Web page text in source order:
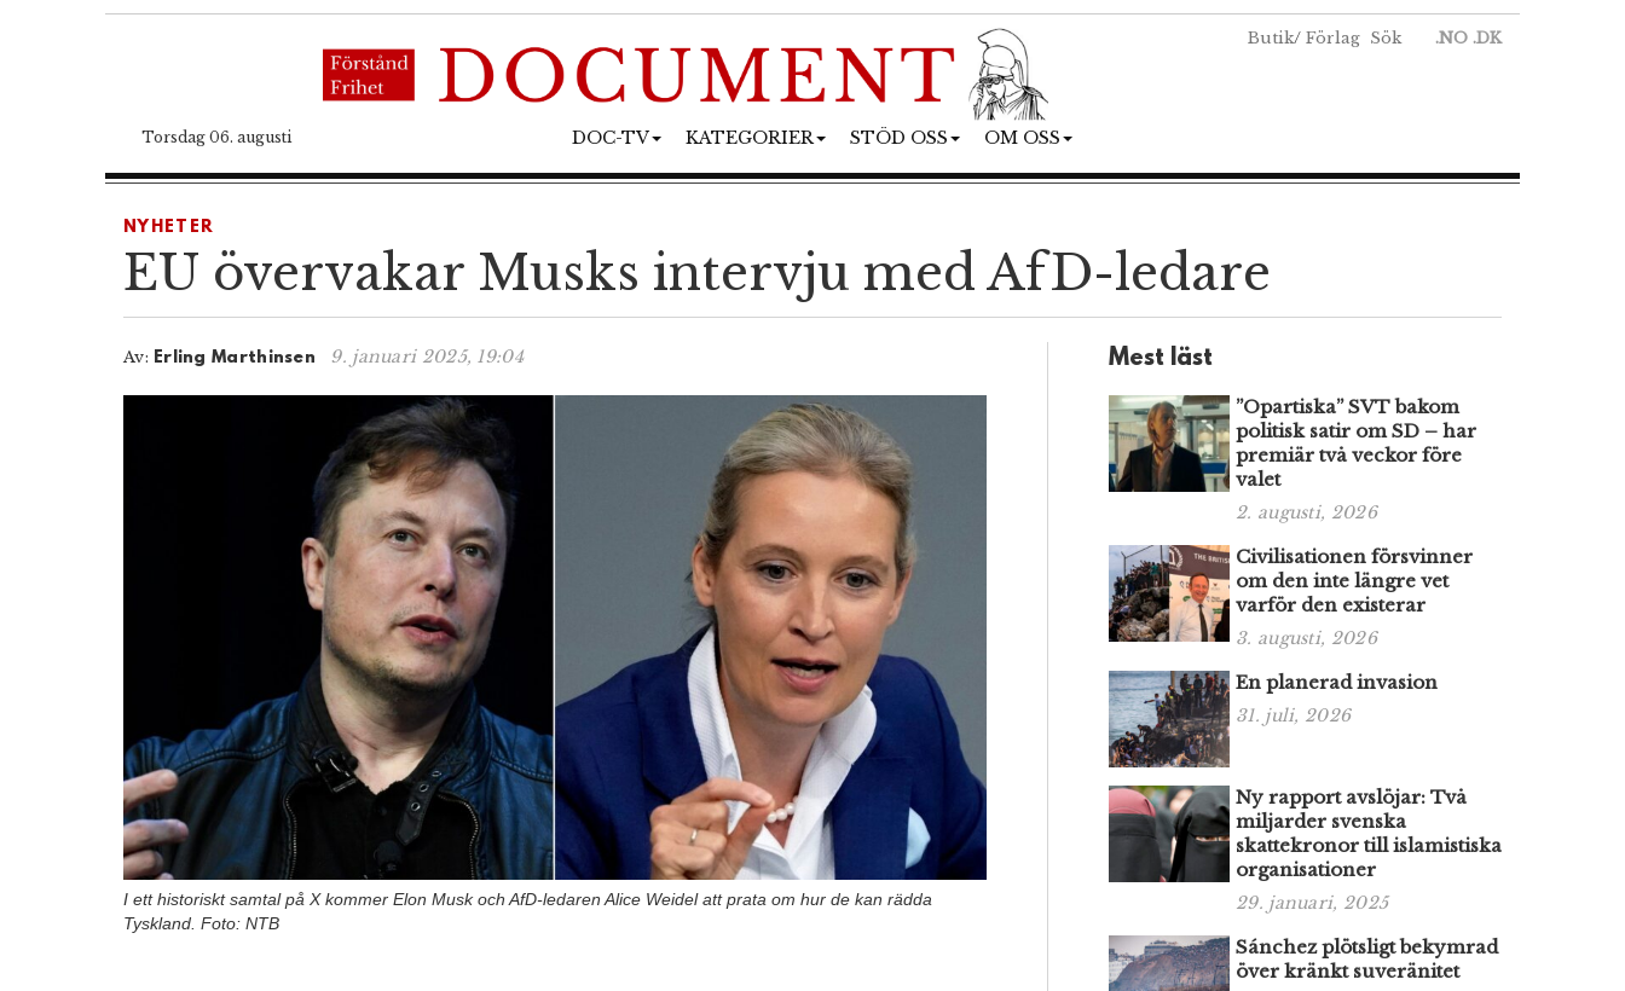
Butik/ Förlag Sök .NO .DK
Torsdag 06. augusti DOC-TV KATEGORIER STÖD OSS OM OSS
NYHETER
EU övervakar Musks intervju med AfD-ledare
Av: Erling Marthinsen 9. januari 2025, 19:04
I ett historiskt samtal på X kommer Elon Musk och AfD-ledaren Alice Weidel att prata om hur de kan rädda
Tyskland. Foto: NTB
Mest läst
”Opartiska” SVT bakom
politisk satir om SD – har
premiär två veckor före
valet
2. augusti, 2026
Civilisationen försvinner
om den inte längre vet
varför den existerar
3. augusti, 2026
En planerad invasion
31. juli, 2026
Ny rapport avslöjar: Två
miljarder svenska
skattekronor till islamistiska
organisationer
29. januari, 2025
Sánchez plötsligt bekymrad
över kränkt suveränitet